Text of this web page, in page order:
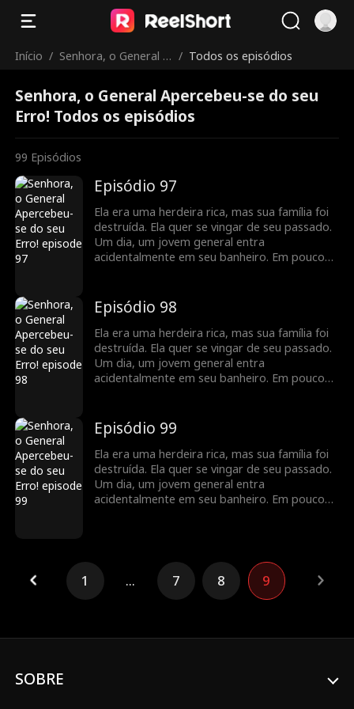
Início / Senhora, o General A
Erro!
/ Todos os episódios
Senhora, o General Apercebeu-se do seu
Erro! Todos os episódios
99 Episódios
Episódio 97
Ela era uma herdeira rica, mas sua família foi
destruída. Ela quer se vingar de seu passado.
Um dia, um jovem general entra
acidentalmente em seu banheiro. Em pouco
aprofundam à medida que buscam vingança
juntos.
Episódio 98
Ela era uma herdeira rica, mas sua família foi
destruída. Ela quer se vingar de seu passado.
Um dia, um jovem general entra
acidentalmente em seu banheiro. Em pouco
aprofundam à medida que buscam vingança
juntos.
Episódio 99
Ela era uma herdeira rica, mas sua família foi
destruída. Ela quer se vingar de seu passado.
Um dia, um jovem general entra
acidentalmente em seu banheiro. Em pouco
1 ... 7 8 9
SOBRE